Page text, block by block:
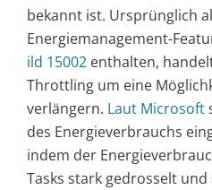
bekannt ist. Ursprünglich
Energiemanagement-
ild 15002 enthalten,
Throttling um eine
verlängern. Laut Microsoft
des Energieverbrauchs
indem der
Tasks stark gedrosselt und